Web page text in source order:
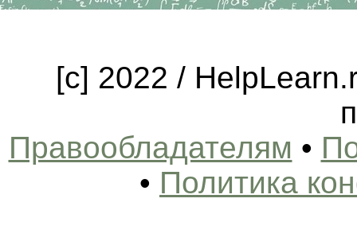
[c] 2022 /
Правообладателям •
• Политика